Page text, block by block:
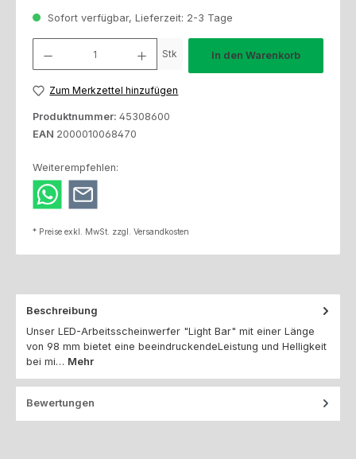
Sofort verfügbar, Lieferzeit: 2-3 Tage
Stk In den Warenkorb
Zum Merkzettel hinzufügen
Produktnummer: 45308600
EAN 2000010068470
Weiterempfehlen:
* Preise exkl. MwSt. zzgl. Versandkosten
Beschreibung
Unser LED-Arbeitsscheinwerfer "Light Bar" mit einer Länge
von 98 mm bietet eine beeindruckendeLeistung und Helligkeit
bei mi… Mehr
Bewertungen